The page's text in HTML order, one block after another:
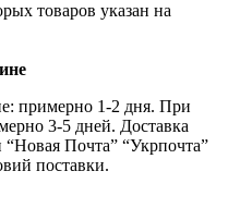
товаров указан на
примерно 1-2 дня. При
3-5 дней. Доставка
Почта” “Укрпочта”
поставки.